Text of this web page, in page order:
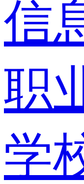
信
职
学